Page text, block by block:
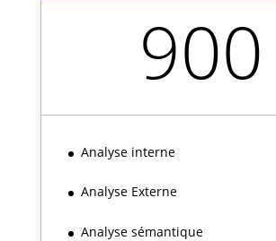
900
Analyse interne
Analyse Externe
Analyse sémantique